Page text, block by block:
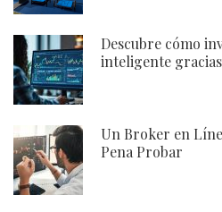
Descubre cómo
inteligente
Un Broker en
Pena Probar